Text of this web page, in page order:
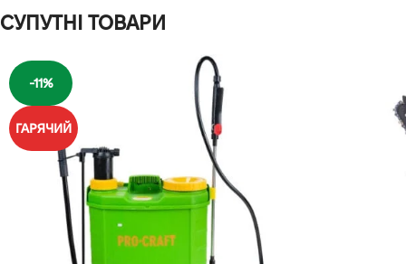
СУПУТНІ ТОВАРИ
-11%
ГАРЯЧИЙ